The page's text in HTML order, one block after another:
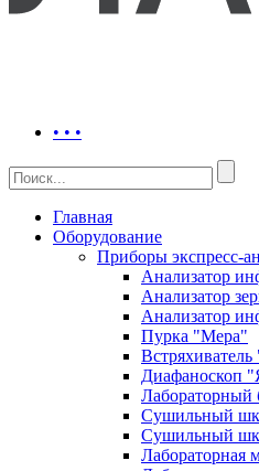
• • •
Главная
Оборудование
Приборы экспресс-
Анализатор
Анализатор
Анализатор
Пурка "Мера"
Диафаноскоп
Сушильный
Сушильный